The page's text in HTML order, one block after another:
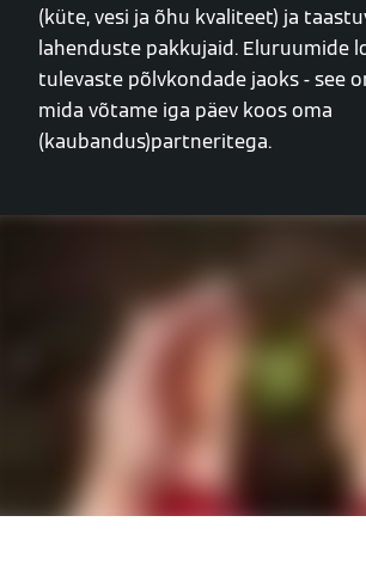
(küte, vesi ja õhu kvaliteet) ja
lahenduste pakkujaid. Eluruumide
tulevaste põlvkondade jaoks - see
mida võtame iga päev koos oma
(kaubandus)partneritega.